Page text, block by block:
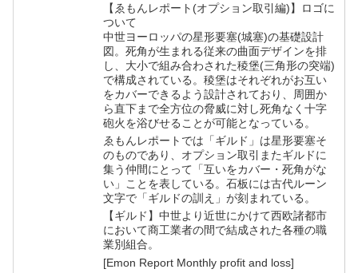
【ゑもんレポート(オプション取引編)】ロゴに
ついて
中世ヨーロッパの星形要塞(城塞)の基礎設計
図。死角が生まれる従来の曲面デザインを排
し、大小で組み合わされた稜堡(三角形の突端)
で構成されている。稜堡はそれぞれがお互い
をカバーできるよう設計されており、周囲か
ら直下まで全方位の脅威に対し死角なく十字
砲火を浴びせることが可能となっている。
ゑもんレポートでは「ギルド」は星形要塞そ
のものであり、オプション取引またギルドに
集う仲間にとって「互いをカバー・死角がな
い」ことを表している。石板には古代ルーン
文字で「ギルドの訓え」が刻まれている。
【ギルド】中世より近世にかけて西欧諸都市
において商工業者の間で結成された各種の職
業別組合。
[Emon Report Monthly profit and loss]